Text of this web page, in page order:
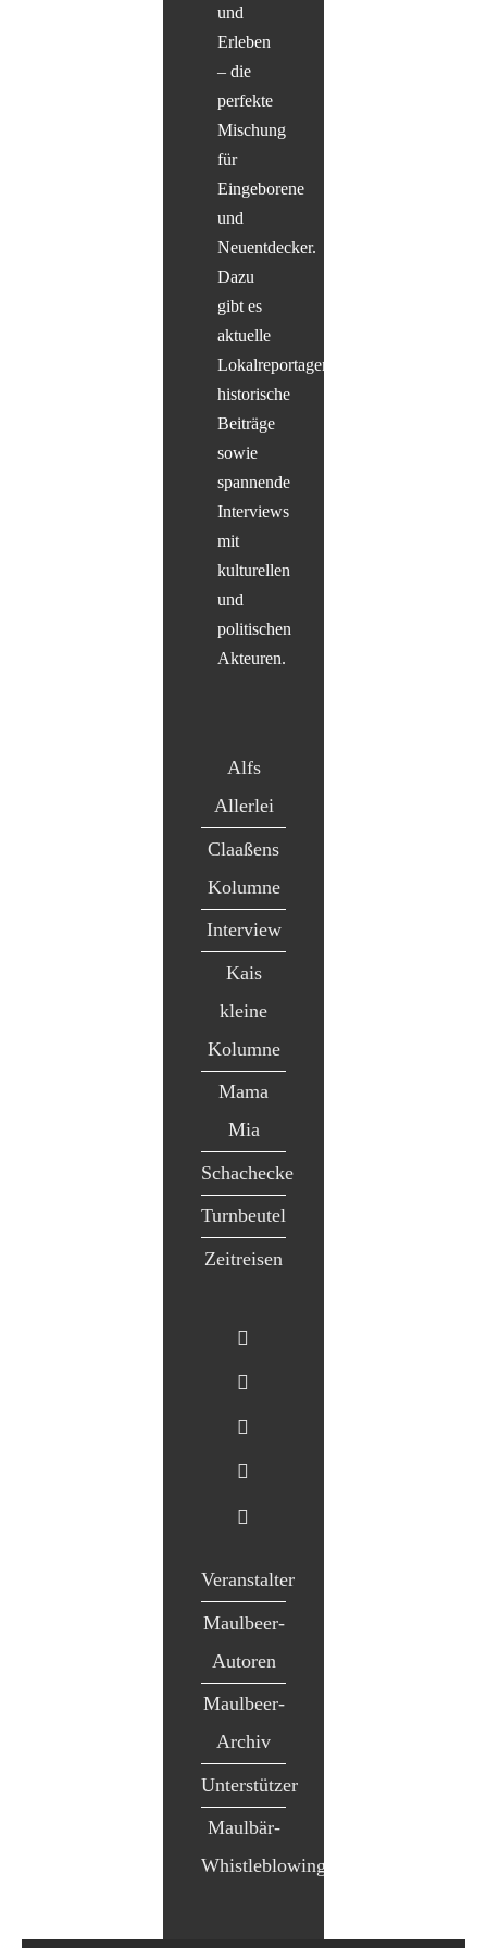
und
Erleben
– die
perfekte
Mischung
für
Eingeborene
und
Neuentdecker.
Dazu
gibt es
aktuelle
Lokalreportagen,
historische
Beiträge
sowie
spannende
Interviews
mit
kulturellen
und
politischen
Akteuren.
Alfs
Allerlei
Claaßens
Kolumne
Interview
Kais
kleine
Kolumne
Mama
Mia
Schachecke
Turnbeutel
Zeitreisen
Veranstalter
Maulbeer-
Autoren
Maulbeer-
Archiv
Unterstützer
Maulbär-
Whistleblowing